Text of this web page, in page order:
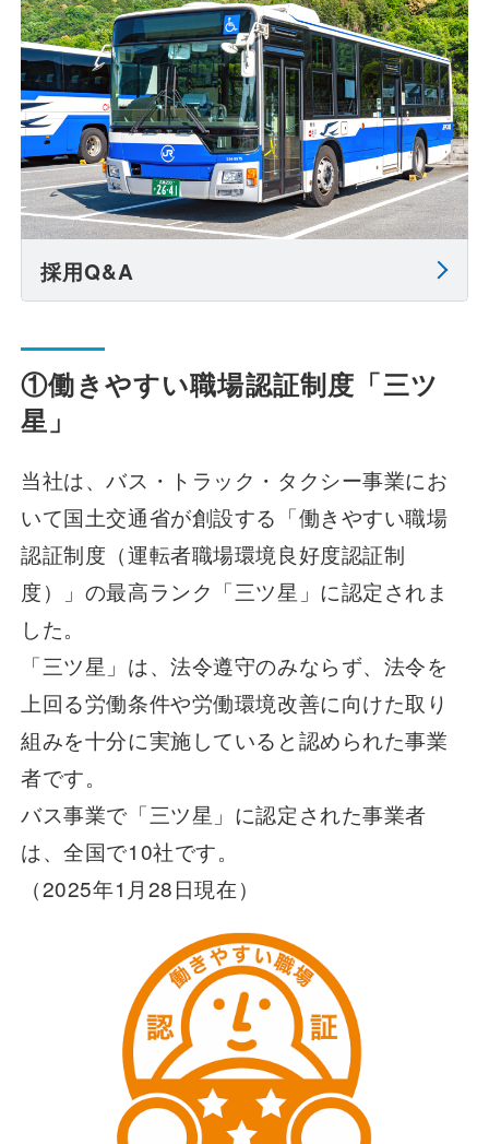
採用Q&A
①働きやすい職場認証制度「三ツ
星」
当社は、バス・トラック・タクシー事業にお
いて国土交通省が創設する「働きやすい職場
認証制度（運転者職場環境良好度認証制
度）」の最高ランク「三ツ星」に認定されま
した。
「三ツ星」は、法令遵守のみならず、法令を
上回る労働条件や労働環境改善に向けた取り
組みを十分に実施していると認められた事業
者です。
バス事業で「三ツ星」に認定された事業者
は、全国で10社です。
（2025年1月28日現在）